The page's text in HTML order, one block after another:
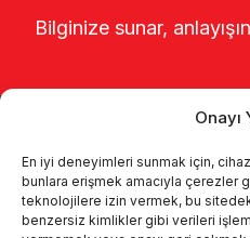
Onayı
En iyi deneyimleri sunmak için,
bunlara erişmek amacıyla çerezler
teknolojilere izin vermek, bu
benzersiz kimlikler gibi verileri
Bilginize sunar,